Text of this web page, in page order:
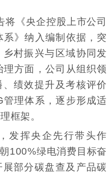
《央企控股上市公司
》纳入编制依据，突
村振兴与区域协同发
方面，公司从组织领
绩效提升及考核评价
理体系，逐步形成适
框架。
发挥央企先行带头作
100%绿电消费目标奋
部分碳盘查及产品碳